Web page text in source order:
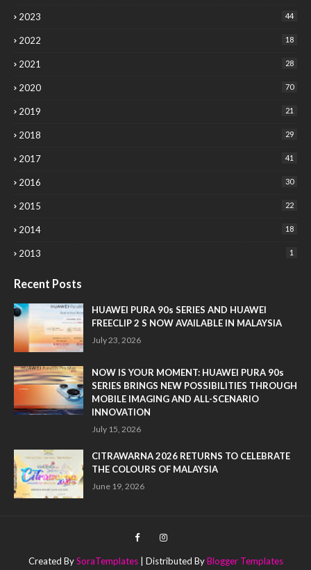
2023 44
2022 18
2021 28
2020 70
2019 21
2018 29
2017 41
2016 30
2015 22
2014 18
2013 1
Recent Posts
HUAWEI PURA 90s SERIES AND HUAWEI
FREECLIP 2 S NOW AVAILABLE IN MALAYSIA
July 23, 2026
NOW IS YOUR MOMENT: HUAWEI PURA 90s
SERIES BRINGS NEW POSSIBILITIES THROUGH
MOBILE IMAGING AND ALL-SCENARIO
INNOVATION
July 15, 2026
CITRAWARNA 2026 RETURNS TO CELEBRATE
THE COLOURS OF MALAYSIA
June 19, 2026
Created BySoraTemplates| Distributed ByBlogger Templates